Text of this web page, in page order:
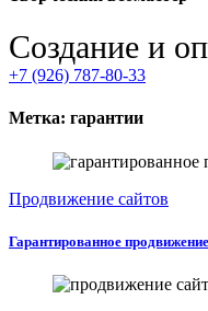
Создание и
+7 (926) 787-80-33
Метка: гарантии
Продвижение сайтов
Гарантированное